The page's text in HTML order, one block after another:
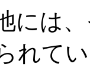
には
れて